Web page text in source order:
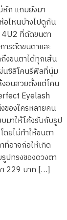
ก แถมยังมา
ไหนบ้างไปดูกัน
4U2 ที่ดัดขนตา
รดัดขนตาและ
งขนตาได้ทุกเส้น
นซิลิโคนรีฟิลที่นุ่ม
อนสวยตั้งแต่โคน
Eyelash
องใครหลายคน
มาให้โค้งรับกับรูป
ดยไม่ทำให้ขนตา
ที่อาจก่อให้เกิด
ปทรงของดวงตา
229 บาท […]